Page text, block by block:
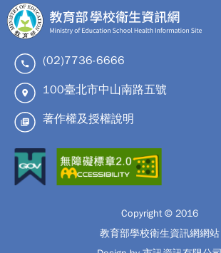
(02)7736-6666
100臺北市中山南路五號
著作權及授權說明
Copyright © 2016
教育部學校衛生資訊網網站